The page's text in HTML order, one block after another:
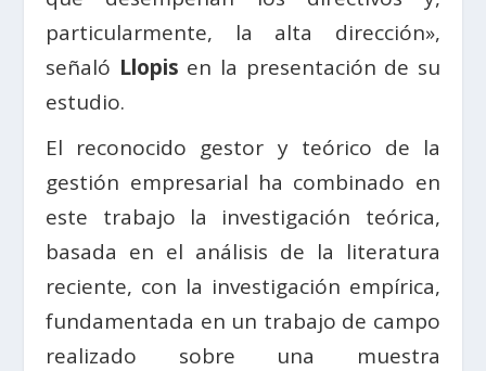
particularmente, la alta dirección»,
señaló Llopis en la presentación de su
estudio.
El reconocido gestor y teórico de la
gestión empresarial ha combinado en
este trabajo la investigación teórica,
basada en el análisis de la literatura
reciente, con la investigación empírica,
fundamentada en un trabajo de campo
realizado sobre una muestra